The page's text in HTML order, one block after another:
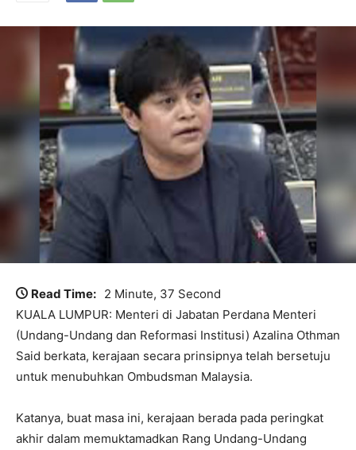
Read Time: 2 Minute, 37 Second
KUALA LUMPUR: Menteri di Jabatan Perdana Menteri
(Undang-Undang dan Reformasi Institusi) Azalina Othman
Said berkata, kerajaan secara prinsipnya telah bersetuju
untuk menubuhkan Ombudsman Malaysia.
Katanya, buat masa ini, kerajaan berada pada peringkat
akhir dalam memuktamadkan Rang Undang-Undang